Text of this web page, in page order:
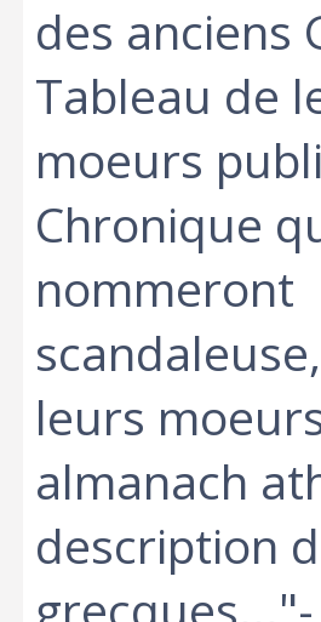
des anciens
Tableau de
moeurs
Chronique
nommeront
leurs
almanach
description